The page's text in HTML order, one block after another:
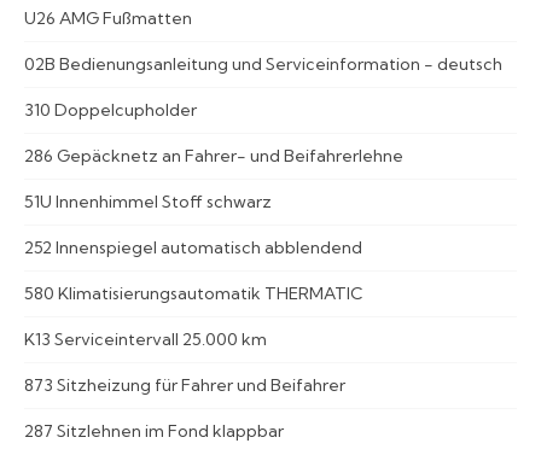
U26 AMG Fußmatten
02B Bedienungsanleitung und Serviceinformation - deutsch
310 Doppelcupholder
286 Gepäcknetz an Fahrer- und Beifahrerlehne
51U Innenhimmel Stoff schwarz
252 Innenspiegel automatisch abblendend
580 Klimatisierungsautomatik THERMATIC
K13 Serviceintervall 25.000 km
873 Sitzheizung für Fahrer und Beifahrer
287 Sitzlehnen im Fond klappbar